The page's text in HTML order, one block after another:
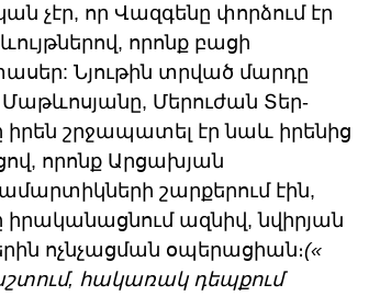
չէր, որ Վազգենը փորձում էր
որոնք բացի
Նյութին տրված մարդը
Մերուժան Տեր-
իրեն շրջապատել էր նաև իրենից
որոնք Արցախյան
շարքերում էին,
իրականացնում ազնիվ, նվիրյան
ոչնչացման օպերացիան։(«
հակառակ դեպքում